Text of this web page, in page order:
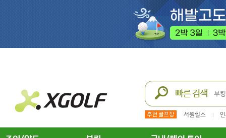
서원힐스